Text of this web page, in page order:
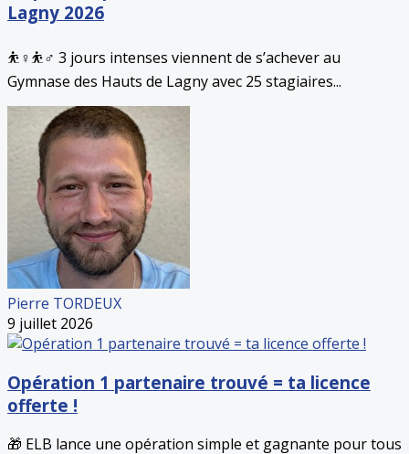
Lagny 2026
⛹️♀️⛹️♂️ 3 jours intenses viennent de s’achever au
Gymnase des Hauts de Lagny avec 25 stagiaires...
Pierre TORDEUX
9 juillet 2026
Opération 1 partenaire trouvé = ta licence
offerte !
🎁 ELB lance une opération simple et gagnante pour tous